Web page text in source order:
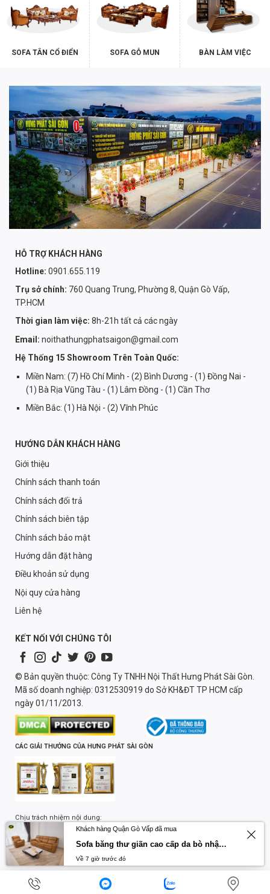
SOFA TÂN CỔ ĐIỂN SOFA GỖ MUN BÀN LÀM VIỆC
HỖ TRỢ KHÁCH HÀNG
Hotline: 0901.655.119
Trụ sở chính: 760 Quang Trung, Phường 8, Quận Gò Vấp,
TP.HCM
Thời gian làm việc: 8h-21h tất cả các ngày
Email: noithathungphatsaigon@gmail.com
Hệ Thống 15 Showroom Trên Toàn Quốc:
Miền Nam: (7) Hồ Chí Minh - (2) Bình Dương - (1) Đồng Nai -
(1) Bà Rịa Vũng Tàu - (1) Lâm Đồng - (1) Cần Thơ
Miền Bắc: (1) Hà Nội - (2) Vĩnh Phúc
HƯỚNG DẪN KHÁCH HÀNG
Giới thiệu
Chính sách thanh toán
Chính sách đổi trả
Chính sách biên tập
Chính sách bảo mật
Hướng dẫn đặt hàng
Điều khoản sử dụng
Nội quy cửa hàng
Liên hệ
KẾT NỐI VỚI CHÚNG TÔI
© Bản quyền thuộc: Công Ty TNHH Nội Thất Hưng Phát Sài Gòn.
Mã số doanh nghiệp: 0312530919 do Sở KH&ĐT TP HCM cấp
ngày 01/11/2013.
CÁC GIẢI THƯỞNG CỦA HƯNG PHÁT SÀI GÒN
Chịu trách nhiệm nội dung:
Lương Quốc TrườngKhách hàng Quận Gò Vấp đã mua
Sofa băng thư giãn cao cấp da bò nhập khẩu Primo U70797HM
Về 7 giờ trước đó